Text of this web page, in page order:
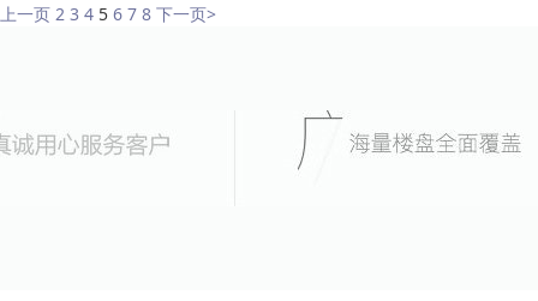
上一页 2 3 4 5 6 7 8 下一页>